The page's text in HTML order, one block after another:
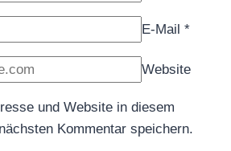
E-Mail *
Website
und Website in diesem
Kommentar speichern.